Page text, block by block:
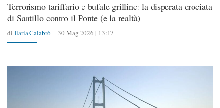
Terrorismo tariffario e bufale grilline: la disperata crociata
di Santillo contro il Ponte (e la realtà)
di Ilaria Calabrò 30 Mag 2026 | 13:17